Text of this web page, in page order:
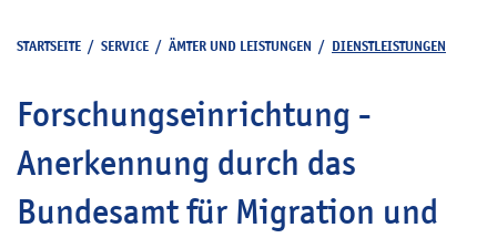
STARTSEITE / SERVICE / ÄMTER UND LEISTUNGEN / DIENSTLEISTUNGEN
Forschungseinrichtung -
Anerkennung durch das
Bundesamt für Migration und